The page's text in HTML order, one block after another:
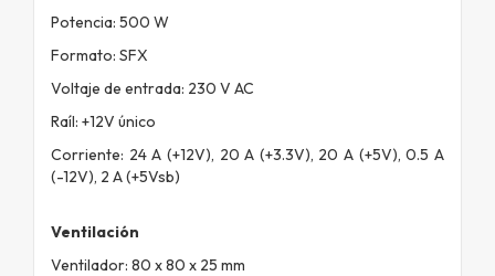
Potencia: 500 W
Formato: SFX
Voltaje de entrada: 230 V AC
Raíl: +12V único
Corriente: 24 A (+12V), 20 A (+3.3V), 20 A (+5V), 0.5 A
(-12V), 2 A (+5Vsb)
Ventilación
Ventilador: 80 x 80 x 25 mm